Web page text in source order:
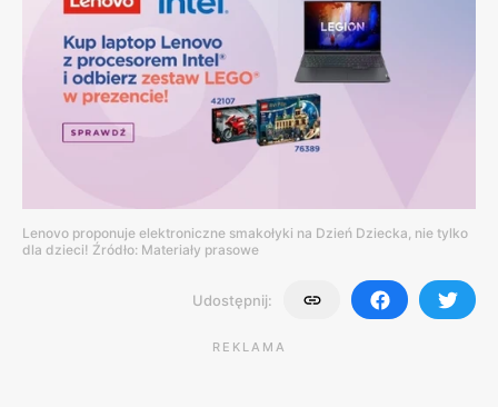
Lenovo proponuje elektroniczne smakołyki na Dzień Dziecka, nie tylko
dla dzieci! Źródło: Materiały prasowe
Udostępnij:
REKLAMA